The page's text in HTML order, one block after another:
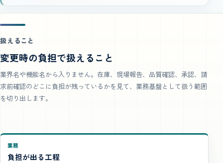
扱えること
変更時の負担で扱えること
業界名や機能名から入りません。在庫、現場報告、品質確認、承認、請
求前確認のどこに負担が残っているかを見て、業務基盤として扱う範囲
を切り出します。
業務
負担が出る工程